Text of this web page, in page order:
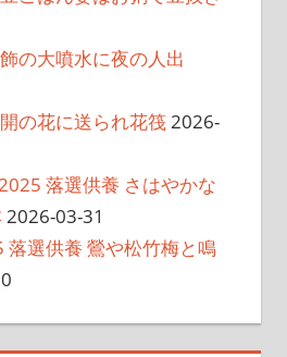
の大噴水に夜の人出
の花に送られ花筏2026-
落選供養 さはやかな
2026-03-31
落選供養 鶯や松竹梅と鳴